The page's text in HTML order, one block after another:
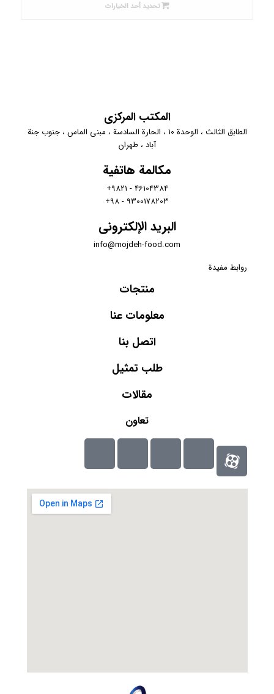
تحديد أحد الخيارات
المكتب المركزي
الطابق الثالث ، الوحدة 10 ، الحارة السادسة ، مبنى الماس ، جنوب جنة
آباد ، طهران
مكالمة هاتفية
46104384 - 9821+
9300178203 - 98+
البريد الإلكتروني
info@mojdeh-food.com
روابط مفيدة
منتجات
معلومات عنا
اتصل بنا
طلب تمثيل
مقالات
تعاون